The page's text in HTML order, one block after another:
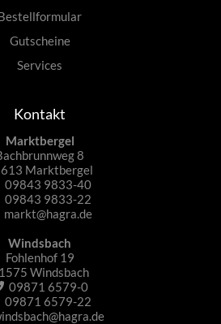
Gutscheine
Services
Kontakt
Marktbergel
8
Marktbergel
09843 9833-40
09843 9833-22
markt@hagra.de
Windsbach
Fohlenhof 19
Windsbach
09871 6579-0
09871 6579-22